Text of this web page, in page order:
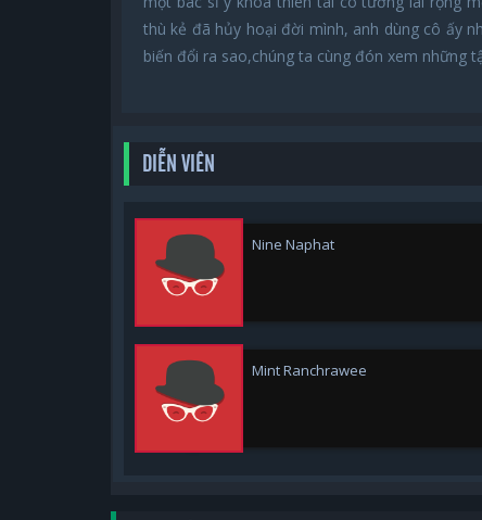
thù kẻ đã hủy hoại đời mình, anh dùng cô ấy
biến đổi ra sao,chúng ta cùng đón xem những
DIỄN VIÊN
Nine Naphat
Mint Ranchrawee